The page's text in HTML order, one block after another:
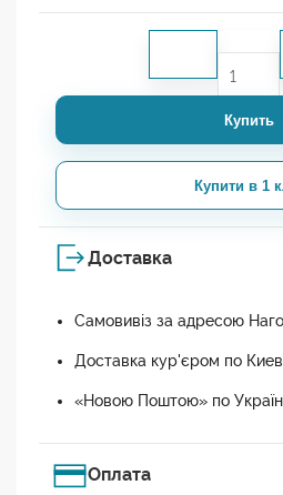
Купить
Купити в 1
Доставка
Самовивіз за адресою
Доставка кур'єром по
«Новою Поштою» по
Оплата